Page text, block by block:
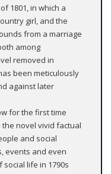
1801, in which a
girl, and the
from a marriage
among
removed in
been meticulously
against later
for the first time
novel vivid factual
and social
events and even
life in 1790s